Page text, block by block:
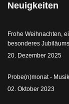
Neuigkeiten
Frohe Weihnachten,
besonderes
20. Dezember 2025
Probe(n)monat -
02. Oktober 2023